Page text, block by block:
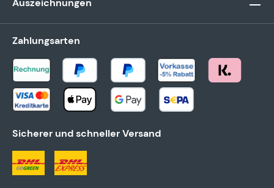
Auszeichnungen
Zahlungsarten
Sicherer und schneller Versand